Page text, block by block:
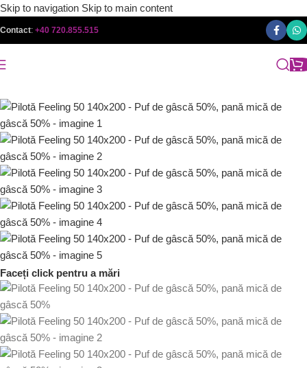
Skip to navigation Skip to main content
Contact: +40 720.855.515
Faceți click pentru a mări